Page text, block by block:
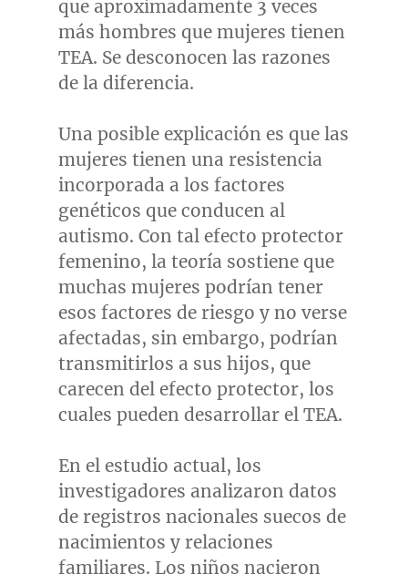
que aproximadamente 3 veces
más hombres que mujeres tienen
TEA. Se desconocen las razones
de la diferencia.
Una posible explicación es que las
mujeres tienen una resistencia
incorporada a los factores
genéticos que conducen al
autismo. Con tal efecto protector
femenino, la teoría sostiene que
muchas mujeres podrían tener
esos factores de riesgo y no verse
afectadas, sin embargo, podrían
transmitirlos a sus hijos, que
carecen del efecto protector, los
cuales pueden desarrollar el TEA.
En el estudio actual, los
investigadores analizaron datos
de registros nacionales suecos de
nacimientos y relaciones
familiares. Los niños nacieron